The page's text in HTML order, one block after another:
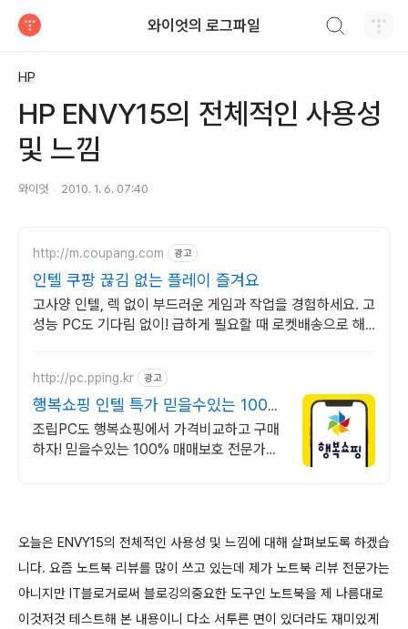
와이엇의 로그파일
HP
HP ENVY15의 전체적인 사용성
및 느낌
와이엇 2010. 1. 6. 07:40
http://m.coupang.com 광고
인텔 쿠팡 끊김 없는 플레이 즐겨요
고사양 인텔, 렉 없이 부드러운 게임과 작업을 경험하세요. 고
성능 PC도 기다림 없이! 급하게 필요할 때 로켓배송으로 해
http://pc.pping.kr 광고
행복쇼핑 인텔 특가 믿을수있는 100%
매매보호
조립PC도 행복쇼핑에서 가격비교하고 구매
하자! 믿을수있는 100% 매매보호 전문가의
오늘은 ENVY15의 전체적인 사용성 및 느낌에 대해 살펴보도록 하겠습
니다. 요즘 노트북 리뷰를 많이 쓰고 있는데 제가 노트북 리뷰 전문가는
아니지만 IT블로거로써 블로깅의중요한 도구인 노트북을 제 나름대로
이것저것 테스트해 본 내용이니 다소 서투른 면이 있더라도 재미있게